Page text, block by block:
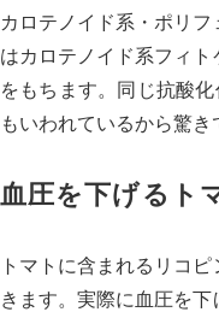
カロテノイド系・ポリ
はカロテノイド系フィ
をもちます。同じ抗酸
もいわれているから驚き
血圧を下げるト
トマトに含まれるリコ
きます。実際に血圧を